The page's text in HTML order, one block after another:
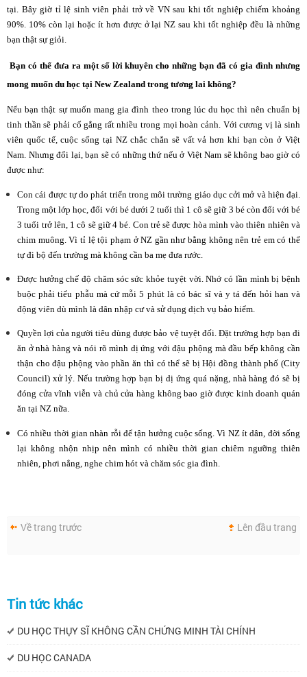
tại. Bây giờ tỉ lệ sinh viên phải trở về VN sau khi tốt nghiệp chiếm khoảng
90%. 10% còn lại hoặc ít hơn được ở lại NZ sau khi tốt nghiệp đều là những
bạn thật sự giỏi.
Bạn có thể đưa ra một số lời khuyên cho những bạn đã có gia đình nhưng
mong muốn du học tại New Zealand trong tương lai không?
Nếu bạn thật sự muốn mang gia đình theo trong lúc du học thì nên chuẩn bị
tinh thần sẽ phải cố gắng rất nhiều trong mọi hoàn cảnh. Với cương vị là sinh
viên quốc tế, cuộc sống tại NZ chắc chắn sẽ vất vả hơn khi bạn còn ở Việt
Nam. Nhưng đổi lại, bạn sẽ có những thứ nếu ở Việt Nam sẽ không bao giờ có
được như:
Con cái được tự do phát triển trong môi trường giáo dục cởi mở và hiện đại.
Trong một lớp học, đối với bé dưới 2 tuổi thì 1 cô sẽ giữ 3 bé còn đối với bé
3 tuổi trở lên, 1 cô sẽ giữ 4 bé. Con trẻ sẽ được hòa mình vào thiên nhiên và
chim muông. Vì tỉ lệ tội phạm ở NZ gần như bằng không nên trẻ em có thể
tự đi bộ đến trường mà không cần ba mẹ đưa rước.
Được hưởng chế độ chăm sóc sức khỏe tuyệt vời. Nhớ có lần mình bị bệnh
buộc phải tiểu phẫu mà cứ mỗi 5 phút là có bác sĩ và y tá đến hỏi han và
động viên dù mình là dân nhập cư và sử dụng dịch vụ bảo hiểm.
Quyền lợi của người tiêu dùng được bảo vệ tuyệt đối. Đặt trường hợp bạn đi
ăn ở nhà hàng và nói rõ mình dị ứng với đậu phộng mà đầu bếp không cần
thận cho đậu phộng vào phần ăn thì có thể sẽ bị Hội đồng thành phố (City
Council) xử lý. Nếu trường hợp bạn bị dị ứng quá nặng, nhà hàng đó sẽ bị
đóng cửa vĩnh viễn và chủ cửa hàng không bao giờ được kinh doanh quán
ăn tại NZ nữa.
Có nhiều thời gian nhàn rỗi để tận hưởng cuộc sống. Vì NZ ít dân, đời sống
lại không nhộn nhịp nên mình có nhiều thời gian chiêm ngưỡng thiên
nhiên, phơi nắng, nghe chim hót và chăm sóc gia đình.
Về trang trước Lên đầu trang
Tin tức khác
DU HỌC THỤY SĨ KHÔNG CẦN CHỨNG MINH TÀI CHÍNH
DU HỌC CANADA